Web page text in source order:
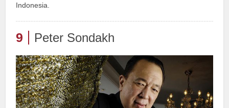
Indonesia.
9 Peter Sondakh